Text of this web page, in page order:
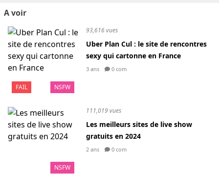
A voir
FAIL NSFW
93,616 vues
Uber Plan Cul : le site de rencontres
sexy qui cartonne en France
3 ans 0 com
NSFW
111,019 vues
Les meilleurs sites de live show
gratuits en 2024
2 ans 0 com